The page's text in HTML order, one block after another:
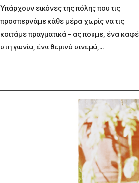
Υπάρχουν εικόνες της πόλης που τις
προσπερνάμε κάθε μέρα χωρίς να τις
κοιτάμε πραγματικά - ας πούμε, ένα καφέ
στη γωνία, ένα θερινό σινεμά,...